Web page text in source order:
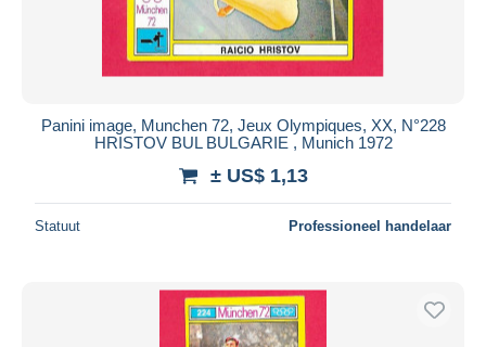
Panini image, Munchen 72, Jeux Olympiques, XX, N°228
HRISTOV BUL BULGARIE , Munich 1972
± US$ 1,13
Statuut Professioneel handelaar